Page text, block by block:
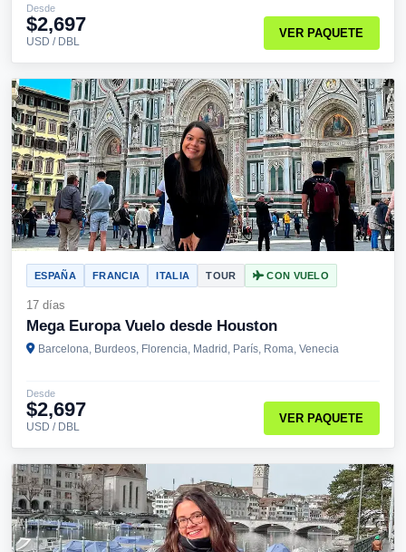
Desde
$2,697
USD / DBL
VER PAQUETE
ESPAÑA FRANCIA ITALIA TOUR CON VUELO
17 días
Mega Europa Vuelo desde Houston
Barcelona, Burdeos, Florencia, Madrid, París, Roma, Venecia
Desde
$2,697
USD / DBL
VER PAQUETE